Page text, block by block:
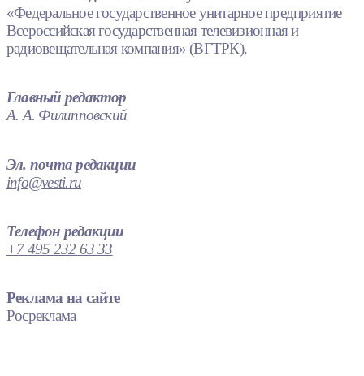
«Федеральное государственное унитарное предприятие
Всероссийская государственная телевизионная и
радиовещательная компания» (ВГТРК).
Главный редактор
А. А. Филипповский
Эл. почта редакции
info@vesti.ru
Телефон редакции
+7 495 232 63 33
Реклама на сайте
Росреклама